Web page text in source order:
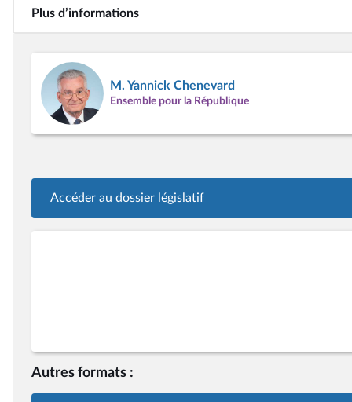
Plus d’informations
M. Yannick Chenevard
Ensemble pour la République
Accéder au dossier législatif
Autres formats :